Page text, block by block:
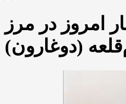
امروز در مرز
(دوغارون)